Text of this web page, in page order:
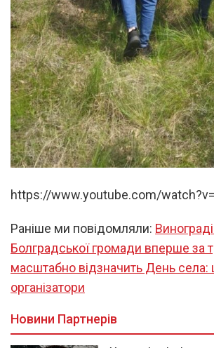
https://www.youtube.com/
Раніше ми повідомляли:
Болградської громади вперше за
масштабно відзначить День села:
організатори